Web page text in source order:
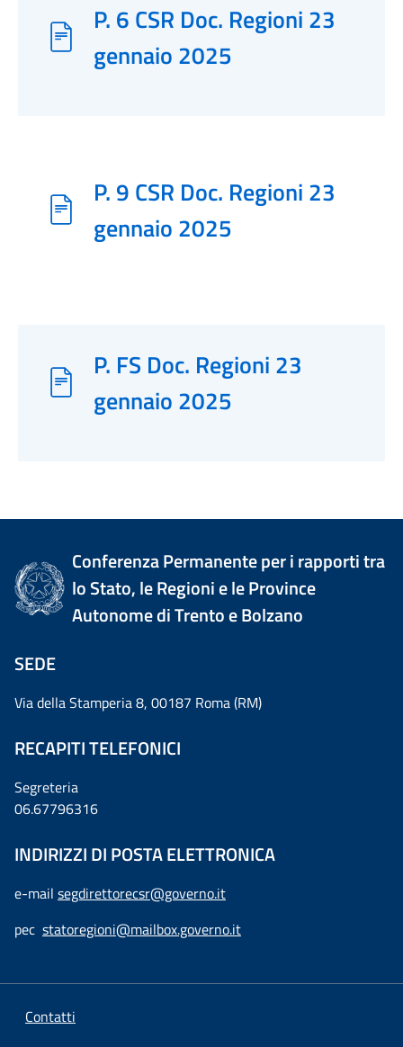
P. 6 CSR Doc. Regioni 23
gennaio 2025
P. 9 CSR Doc. Regioni 23
gennaio 2025
P. FS Doc. Regioni 23
gennaio 2025
Conferenza Permanente per i rapporti tra
lo Stato, le Regioni e le Province
Autonome di Trento e Bolzano
SEDE
Via della Stamperia 8, 00187 Roma (RM)
RECAPITI TELEFONICI
Segreteria
06.67796316
INDIRIZZI DI POSTA ELETTRONICA
e-mail segdirettorecsr@governo.it
pec statoregioni@mailbox.governo.it
Contatti